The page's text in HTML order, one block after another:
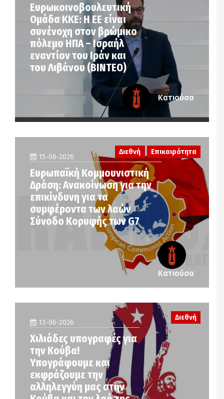
Ευρωκοινοβουλευτική
Ομάδα ΚΚΕ: Η ΕΕ είναι
συνένοχη στον βρώμικο
πόλεμο ΗΠΑ – Ισραήλ
εναντίον του Ιράν και
του Λιβάνου (ΒΙΝΤΕΟ)
Κατιούσα
Διεθνή Επικαιρότητα
15-06-2026
Ευρωπαϊκή Κομμουνιστική
Δράση: Ανακοίνωση για την
επικίνδυνη για τα
συμφέροντα των λαών
Σύνοδο Κορυφής των G7
Κατιούσα
13-06-2026
Χιλιάδες υπογραφές για
την Κούβα!
Υπογράφουμε και
εκφράζουμε την
αλληλεγγύη μας στην
Διεθνή